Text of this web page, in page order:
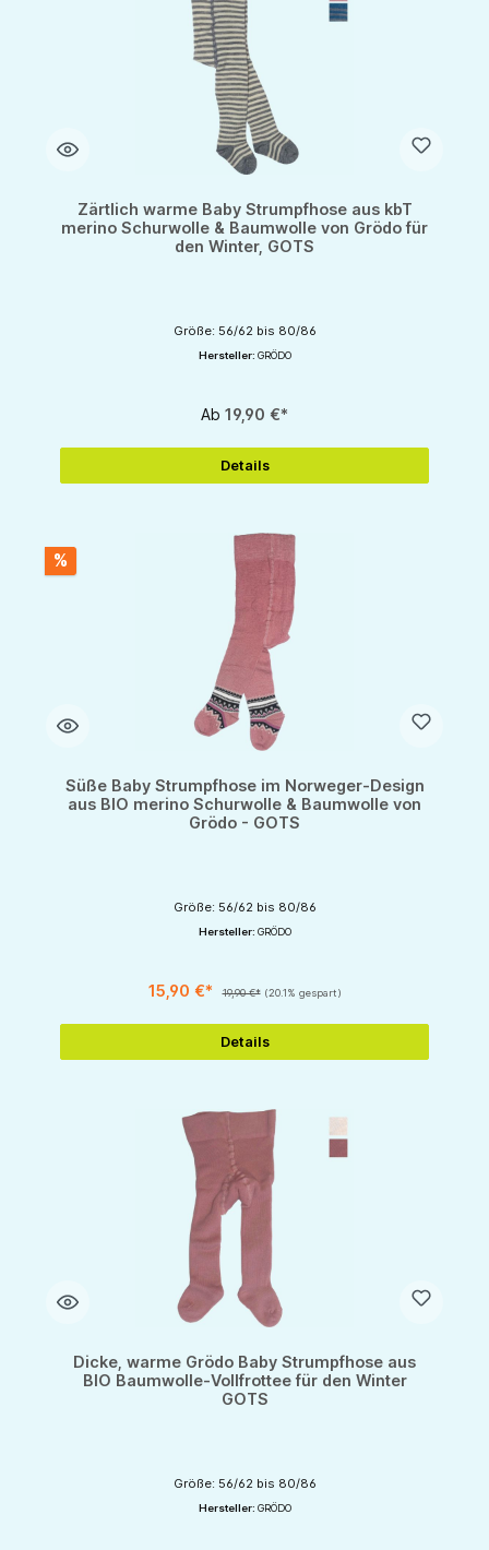
Zärtlich warme Baby Strumpfhose aus kbT
merino Schurwolle & Baumwolle von Grödo für
den Winter, GOTS
Größe: 56/62 bis 80/86
Hersteller: GRÖDO
Ab 19,90 €*
Details
%
Süße Baby Strumpfhose im Norweger-Design
aus BIO merino Schurwolle & Baumwolle von
Grödo - GOTS
Größe: 56/62 bis 80/86
Hersteller: GRÖDO
15,90 €* 19,90 €* (20.1% gespart)
Details
Dicke, warme Grödo Baby Strumpfhose aus
BIO Baumwolle-Vollfrottee für den Winter
GOTS
Größe: 56/62 bis 80/86
Hersteller: GRÖDO